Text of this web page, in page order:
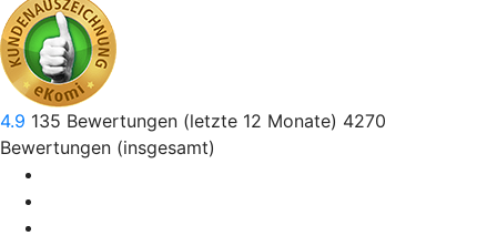
4.9 135 Bewertungen (letzte 12 Monate) 4270
Bewertungen (insgesamt)